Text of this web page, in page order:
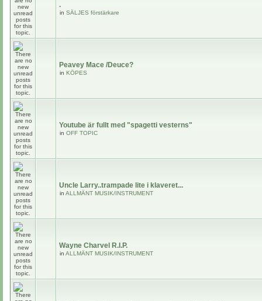
.
in SÄLJES förstärkare
Peavey Mace /Deuce?
in KÖPES
Youtube är fullt med "spagetti vesterns"
in OFF TOPIC
Uncle Larry..trampade lite i klaveret...
in ALLMÄNT MUSIK/INSTRUMENT
Wayne Charvel R.I.P.
in ALLMÄNT MUSIK/INSTRUMENT